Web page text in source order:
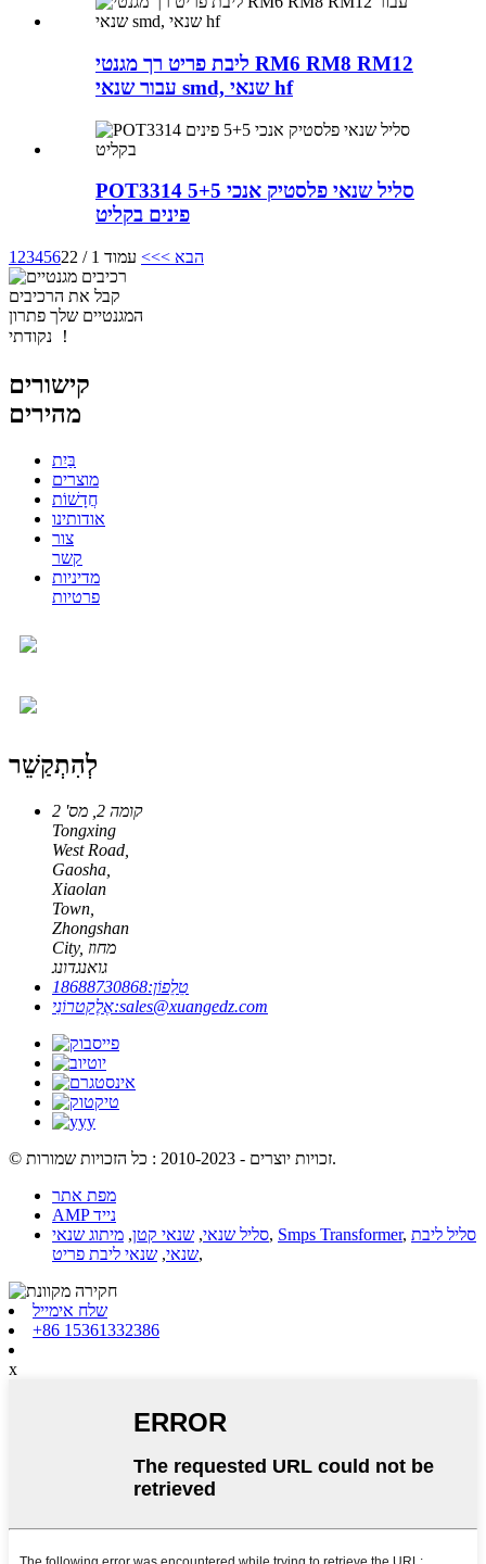
ליבת פריט רך מגנטי RM6 RM8 RM12
עבור שנאי smd, שנאי hf
POT3314 סליל שנאי פלסטיק אנכי 5+5
פינים בקליט
1 23456 הבא >>> עמוד 1 / 22
קבל את הרכיבים
המגנטיים שלך פתרון
נקודתי ！
קישורים
מהירים
בַּיִת
מוצרים
חֲדָשׁוֹת
אודותינו
צור
קשר
מדיניות
פרטיות
לְהִתְקַשֵׁר
קומה 2, מס' 2
Tongxing
West Road,
Gaosha,
Xiaolan
Town,
Zhongshan
City, מחוז
גואנגדונג
טֵלֵפוֹן:18688730868
אֶלֶקטרוֹנִי:sales@xuangedz.com
© זכויות יוצרים - 2010-2023 : כל הזכויות שמורות.
מפת אתר
AMP נייד
סליל שנאי, שנאי קטן, מיתוג שנאי , Smps Transformer, סליל ליבת
שנאי, שנאי ליבת פריט ,
שלח אימייל
+86 15361332386
x